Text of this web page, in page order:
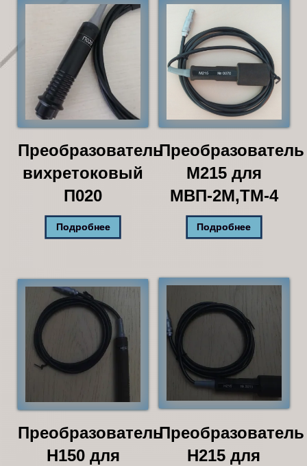
Преобразователь
вихретоковый
П020
Подробнее
Преобразователь
М215 для
МВП-2М,ТМ-4
Подробнее
Преобразователь
Н150 для
Преобразователь
Н215 для